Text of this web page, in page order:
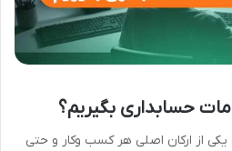
حسابداری بگیریم؟
از ارکان اصلی هر کسب وکار و حتی